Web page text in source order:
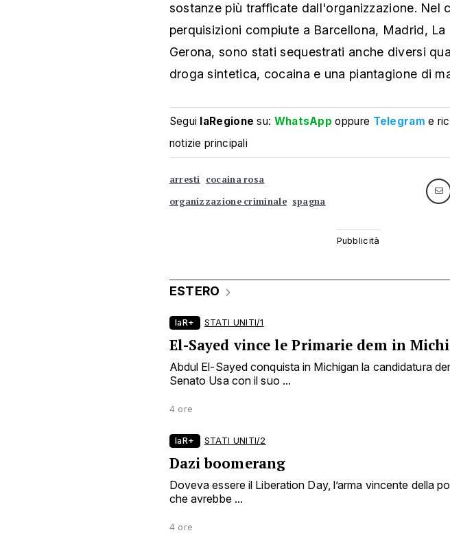
sostanze più trafficate dall'organizzazione. Nel
perquisizioni compiute a Barcellona, Madrid, La
Gerona, sono stati sequestrati anche diversi
droga sintetica, cocaina e una piantagione di
Segui laRegione su: WhatsApp oppure Telegram e
notizie principali
arresti cocaina rosa
organizzazione criminale spagna
ESTERO
laR+ STATI UNITI/1
El-Sayed vince le Primarie dem in
Abdul El-Sayed conquista in Michigan la candidatura
Senato Usa con il suo ...
4 ore
laR+ STATI UNITI/2
Dazi boomerang
Doveva essere il Liberation Day, l’arma vincente della
che avrebbe ...
4 ore